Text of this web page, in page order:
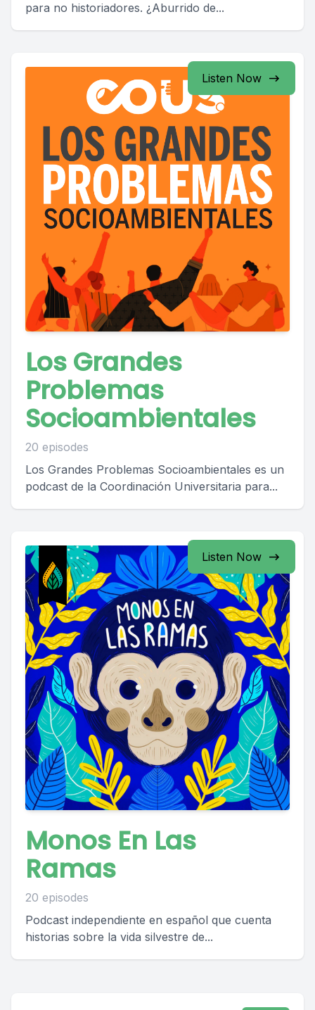
para no historiadores. ¿Aburrido de...
Listen Now
Los Grandes
Problemas
Socioambientales
20 episodes
Los Grandes Problemas Socioambientales es un
podcast de la Coordinación Universitaria para...
Listen Now
Monos En Las
Ramas
20 episodes
Podcast independiente en español que cuenta
historias sobre la vida silvestre de...